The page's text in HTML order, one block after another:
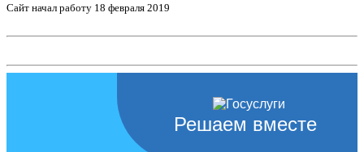
Сайт начал работу 18 февраля 2019
Решаем вместе